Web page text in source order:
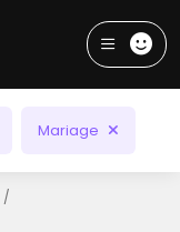
Mariage